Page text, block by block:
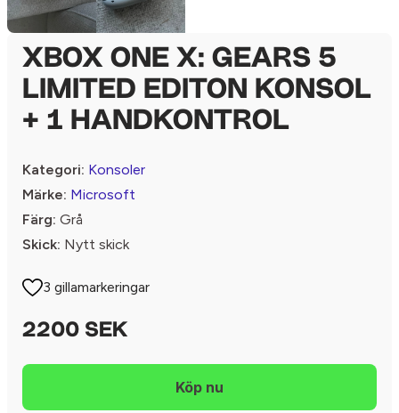
XBOX ONE X: GEARS 5
LIMITED EDITON KONSOL
+ 1 HANDKONTROL
Kategori: Konsoler
Märke: Microsoft
Färg: Grå
Skick: Nytt skick
3 gillamarkeringar
2200 SEK